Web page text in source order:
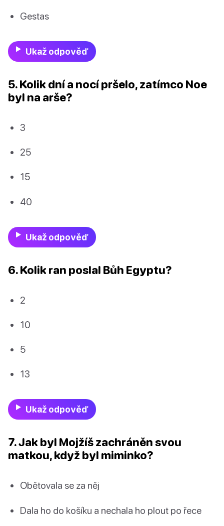
Gestas
Ukaž odpověď
5. Kolik dní a nocí pršelo, zatímco Noe
byl na arše?
3
25
15
40
Ukaž odpověď
6. Kolik ran poslal Bůh Egyptu?
2
10
5
13
Ukaž odpověď
7. Jak byl Mojžíš zachráněn svou
matkou, když byl miminko?
Obětovala se za něj
Dala ho do košíku a nechala ho plout po řece